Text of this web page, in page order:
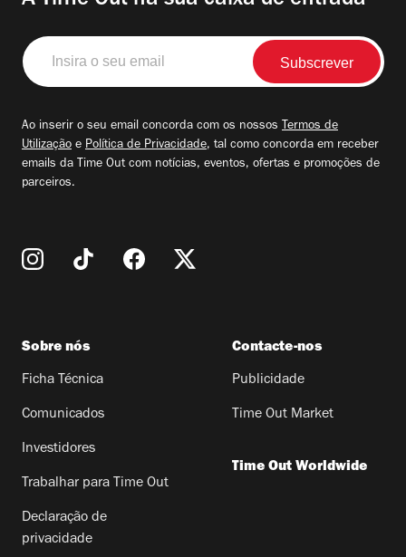
Insira
o
seu
Ao inserir o seu email concorda com os nossos Termos de
Utilização e Política de Privacidade, tal como concorda em receber
emails da Time Out com notícias, eventos, ofertas e promoções de
parceiros.
Sobre nós
Ficha Técnica
Comunicados
Investidores
Trabalhar para Time Out
Declaração de
privacidade
Contacte-nos
Publicidade
Time Out Market
Time Out Worldwide